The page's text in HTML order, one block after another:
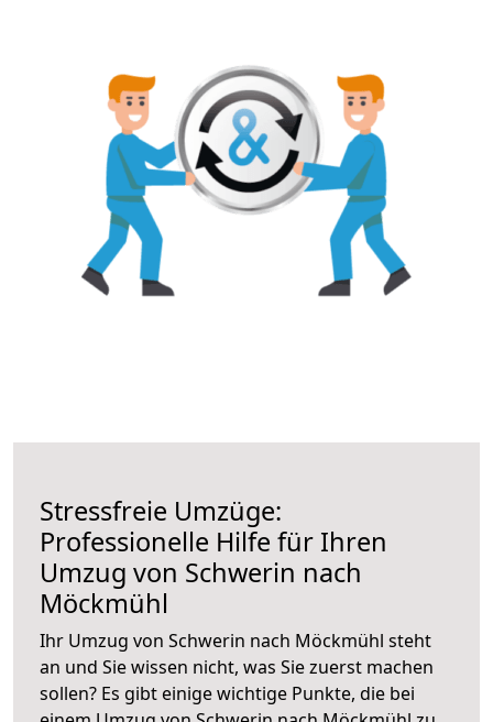
Stressfreie Umzüge:
Professionelle Hilfe für Ihren
Umzug von Schwerin nach
Möckmühl
Ihr Umzug von Schwerin nach Möckmühl steht
an und Sie wissen nicht, was Sie zuerst machen
sollen? Es gibt einige wichtige Punkte, die bei